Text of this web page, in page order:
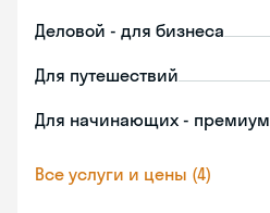
Деловой - для бизнеса
Для путешествий
Для начинающих - премиум
Все услуги и цены (4)